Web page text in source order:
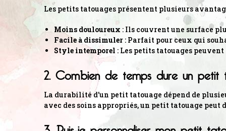
Les petits tatouages présentent plusieurs
Moins douloureux : Ils couvrent une surface
Facile à dissimuler : Parfait pour ceux qui
Style intemporel : Les petits tatouages
2. Combien de temps dure un
La durabilité d'un petit tatouage dépend de
avec des soins appropriés, un petit tatouage peut